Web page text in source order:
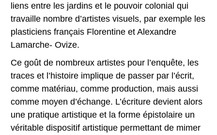
liens entre les jardins et le pouvoir colonial qui
travaille nombre d’artistes visuels, par exemple les
plasticiens français Florentine et Alexandre
Lamarche- Ovize.
Ce goût de nombreux artistes pour l’enquête, les
traces et l’histoire implique de passer par l’écrit,
comme matériau, comme production, mais aussi
comme moyen d’échange. L’écriture devient alors
une pratique artistique et la forme épistolaire un
véritable dispositif artistique permettant de mimer